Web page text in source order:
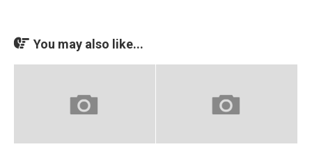
You may also like...